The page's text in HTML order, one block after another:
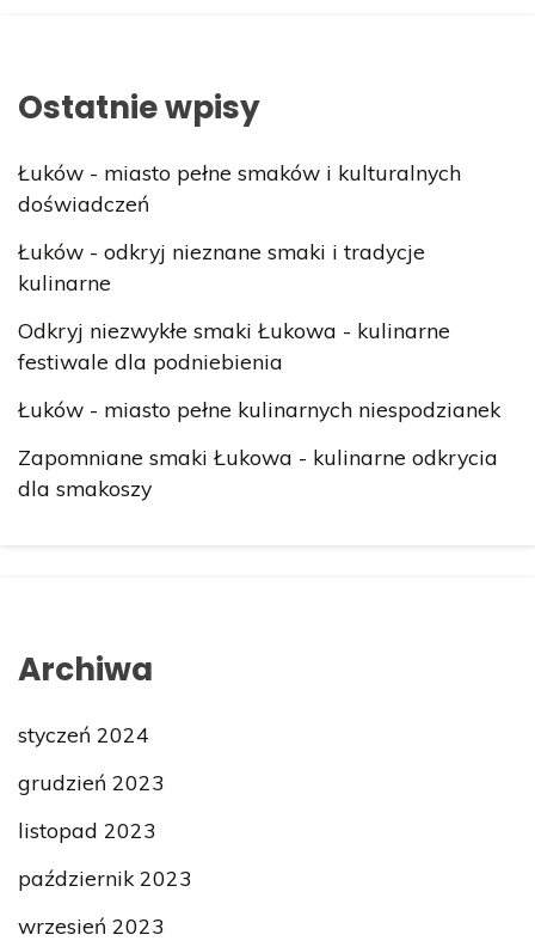
Ostatnie wpisy
Łuków - miasto pełne smaków i kulturalnych
doświadczeń
Łuków - odkryj nieznane smaki i tradycje
kulinarne
Odkryj niezwykłe smaki Łukowa - kulinarne
festiwale dla podniebienia
Łuków - miasto pełne kulinarnych niespodzianek
Zapomniane smaki Łukowa - kulinarne odkrycia
dla smakoszy
Archiwa
styczeń 2024
grudzień 2023
listopad 2023
październik 2023
wrzesień 2023